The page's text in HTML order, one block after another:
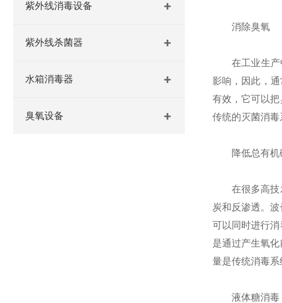
紫外线消毒设备
紫外线杀菌器
水箱消毒器
臭氧设备
消除臭氧
在工业生产中
影响，因此，
有效，它可以
传统的灭菌消毒
降低总有机
在很多高技术
炭和反渗透。
可以同时进行
是通过产生氧
量是传统消毒系
液体糖消毒